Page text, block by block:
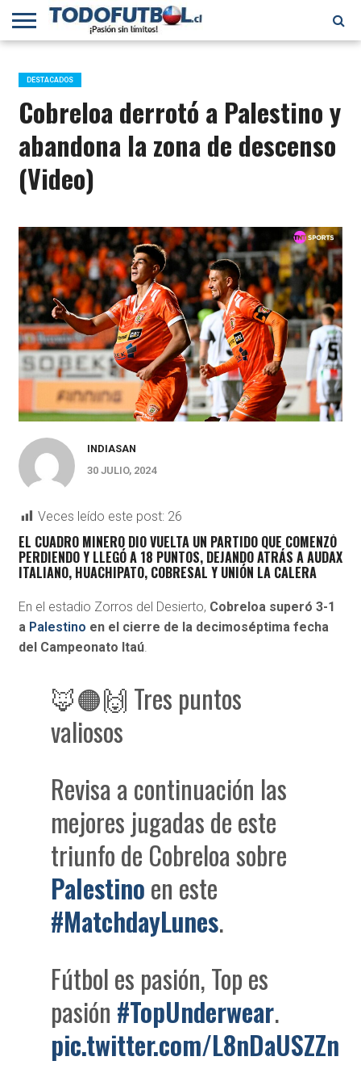
PRIMERA
B
SELECCIÓN
CHILENA
CHILENOS
EN EL
MUNDO
FÚTBOL
INTERNACIONAL
DESTACADOS
Cobreloa derrotó a Palestino y
abandona la zona de descenso
(Video)
INDIASAN
30 JULIO, 2024
Veces leído este post: 26
EL CUADRO MINERO DIO VUELTA UN PARTIDO QUE COMENZÓ
PERDIENDO Y LLEGÓ A 18 PUNTOS, DEJANDO ATRÁS A AUDAX
ITALIANO, HUACHIPATO, COBRESAL Y UNIÓN LA CALERA
En el estadio Zorros del Desierto, Cobreloa superó 3-1
a Palestino en el cierre de la decimoséptima fecha
del Campeonato Itaú.
🦊🟠🙌 Tres puntos
valiosos
Revisa a continuación las
mejores jugadas de este
triunfo de Cobreloa sobre
Palestinoen este
#MatchdayLunes.
Fútbol es pasión, Top es
pasión #TopUnderwear.
pic.twitter.com/L8nDaUSZZn